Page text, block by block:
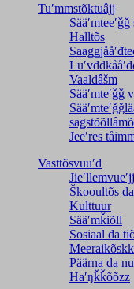
Tuʹmmstõktuâjj
Halltõs
Vaaldâšm
Sääʹmteʹǧǧ
Jeeʹres
Vasttõsvuuʹd
Škooultõs
Kulttuur
Sääʹmǩiõll
Sosiaal da
Päärna da
Haʹŋǩǩõõzz